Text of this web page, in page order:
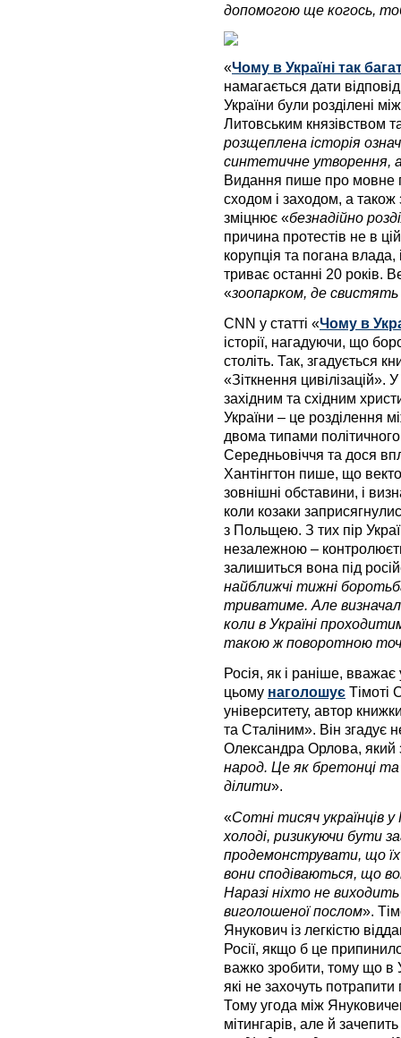
допомогою ще когось,
«Чому в Україні так
намагається дати
України були розділені
Литовським князівством
розщеплена історія
синтетичне утворення,
Видання пише про мовне
сходом і заходом, а
зміцнює «безнадійно
причина протестів не в
корупція та погана влада,
триває останні 20 років.
«зоопарком, де
CNN у статті «Чому в
історії, нагадуючи, що
століть. Так, згадується
«Зіткнення цивілізацій».
західним та східним
України – це розділення
двома типами
Середньовіччя та дося
Хантінгтон пише, що
зовнішні обставини, і
коли козаки
з Польщею. З тих пір
незалежною –
залишиться вона під
найближчі тижні
триватиме. Але
коли в Україні
такою ж поворотною
Росія, як і раніше,
цьому наголошує Тімоті
університету, автор
та Сталіним». Він згадує
Олександра Орлова, який
народ. Це як бретонці та
ділити».
«Сотні тисяч українців у
холоді, ризикуючи бути
продемонструвати, що
вони сподіваються, що
Наразі ніхто не виходить
виголошеної послом».
Янукович із легкістю
Росії, якщо б це
важко зробити, тому що в
які не захочуть потрапити
Тому угода між
мітингарів, але й